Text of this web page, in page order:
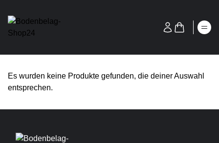
Es wurden keine Produkte gefunden, die deiner Auswahl
entsprechen.